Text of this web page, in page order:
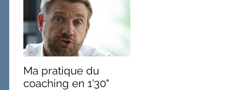
Ma pratique du
coaching en 1'30"